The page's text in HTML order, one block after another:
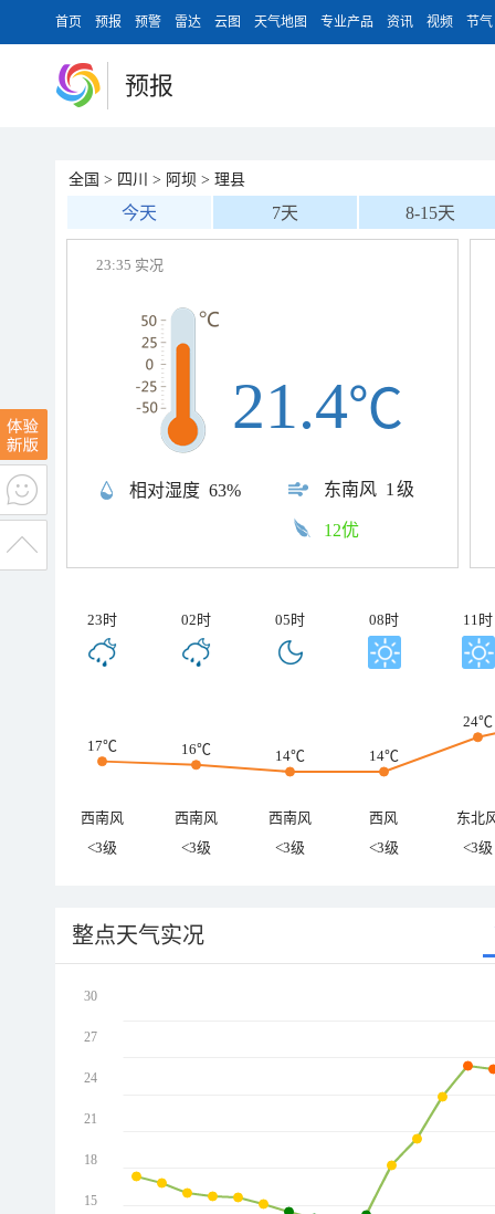
首页 预报 预警 雷达 云图 天气地图 专业产品 资讯 视频 节气
预报
全国 > 四川 > 阿坝 > 理县
今天 7天 8-15天
23:35 实况
相对湿度 63% 东南风 1级
21.4℃
12优
23时 02时 05时 08时 11时
17℃ 16℃ 14℃ 14℃
24℃
西南风 西南风 西南风 西风
东北
<3级
<3级 <3级 <3级 <3级
整点天气实况
30
27
24
21
18
15